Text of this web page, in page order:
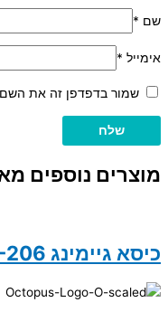
שם *
אימייל *
שמור בדפדפן זה את
מוצרים נוספים
כיסא גיימינג Octopus OCT-206 – ורוד